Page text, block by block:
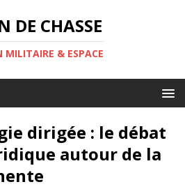
DE CHASSE
MILITAIRE & ESPACE
dirigée : le débat
autour de la